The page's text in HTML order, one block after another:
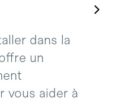
dans la
un
vous aider à